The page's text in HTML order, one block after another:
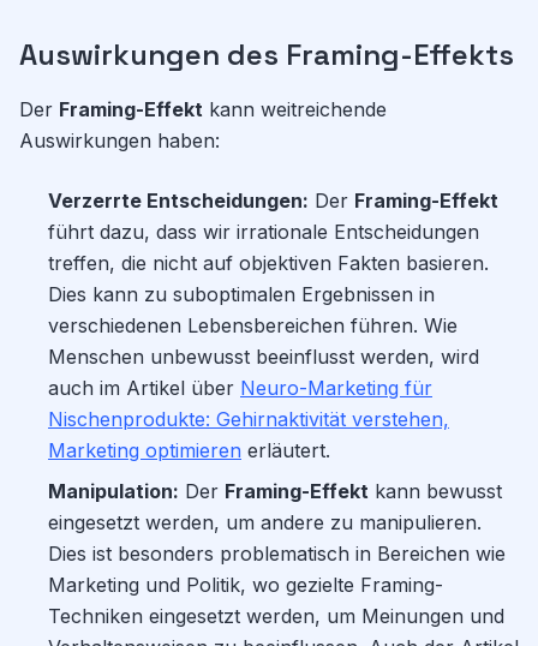
Auswirkungen des Framing-Effekts
Der Framing-Effekt kann weitreichende
Auswirkungen haben:
Verzerrte Entscheidungen: Der Framing-Effekt
führt dazu, dass wir irrationale Entscheidungen
treffen, die nicht auf objektiven Fakten basieren.
Dies kann zu suboptimalen Ergebnissen in
verschiedenen Lebensbereichen führen. Wie
Menschen unbewusst beeinflusst werden, wird
auch im Artikel über Neuro-Marketing für
Nischenprodukte: Gehirnaktivität verstehen,
Marketing optimieren erläutert.
Manipulation: Der Framing-Effekt kann bewusst
eingesetzt werden, um andere zu manipulieren.
Dies ist besonders problematisch in Bereichen wie
Marketing und Politik, wo gezielte Framing-
Techniken eingesetzt werden, um Meinungen und